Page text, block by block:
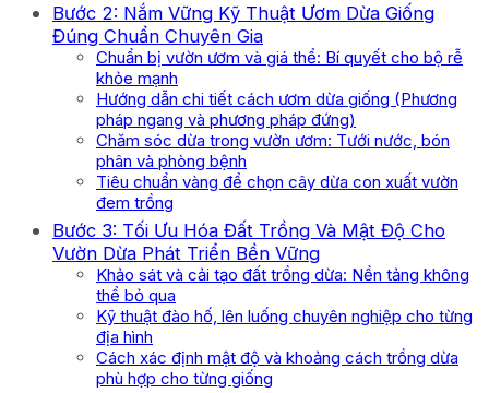
Bước 2: Nắm Vững Kỹ Thuật Ươm Dừa Giống
Đúng Chuẩn Chuyên Gia
Chuẩn bị vườn ươm và giá thể: Bí quyết cho bộ rễ
khỏe mạnh
Hướng dẫn chi tiết cách ươm dừa giống (Phương
pháp ngang và phương pháp đứng)
Chăm sóc dừa trong vườn ươm: Tưới nước, bón
phân và phòng bệnh
Tiêu chuẩn vàng để chọn cây dừa con xuất vườn
đem trồng
Bước 3: Tối Ưu Hóa Đất Trồng Và Mật Độ Cho
Vườn Dừa Phát Triển Bền Vững
Khảo sát và cải tạo đất trồng dừa: Nền tảng không
thể bỏ qua
Kỹ thuật đào hố, lên luống chuyên nghiệp cho từng
địa hình
Cách xác định mật độ và khoảng cách trồng dừa
phù hợp cho từng giống